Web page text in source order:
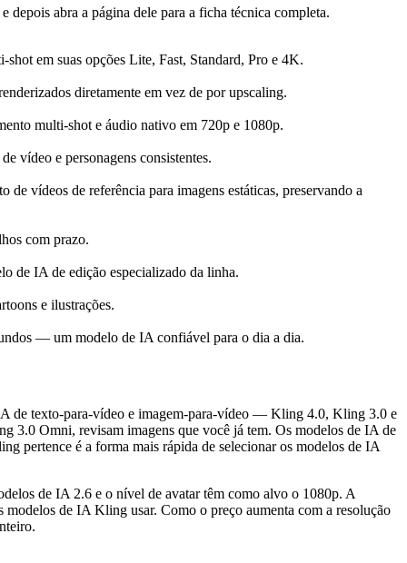
abra a página dele para a ficha técnica completa.
em suas opções Lite, Fast, Standard, Pro e 4K.
diretamente em vez de por upscaling.
multi-shot e áudio nativo em 720p e 1080p.
vídeo e personagens consistentes.
vídeos de referência para imagens estáticas, preservando a
com prazo.
de IA de edição especializado da linha.
e ilustrações.
— um modelo de IA confiável para o dia a dia.
de texto-para-vídeo e imagem-para-vídeo — Kling 4.0, Kling 3.0 e
Omni, revisam imagens que você já tem. Os modelos de IA de
pertence é a forma mais rápida de selecionar os modelos de IA
de IA 2.6 e o nível de avatar têm como alvo o 1080p. A
de IA Kling usar. Como o preço aumenta com a resolução